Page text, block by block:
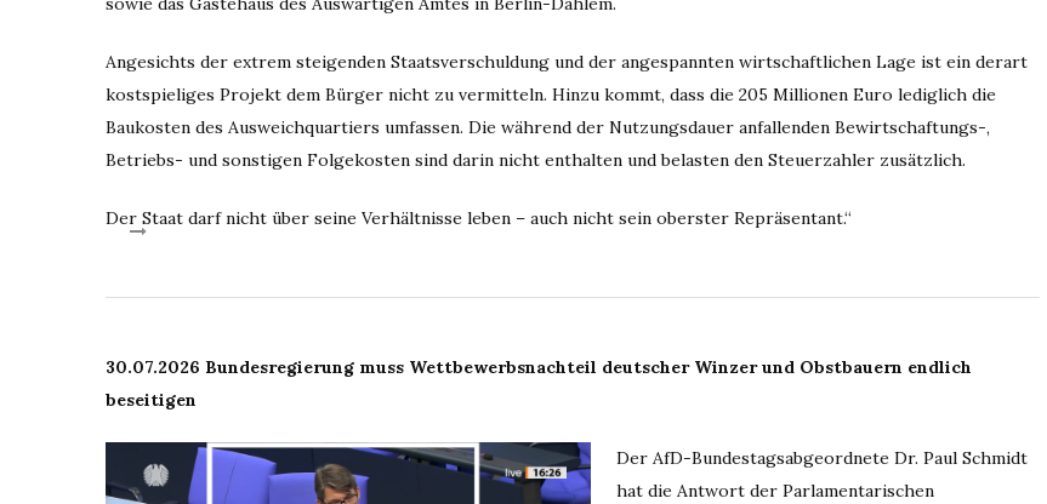
Angesichts der extrem steigenden Staatsverschuldung und der angespannten wirtschaftlichen Lage ist ein derart
kostspieliges Projekt dem Bürger nicht zu vermitteln. Hinzu kommt, dass die 205 Millionen Euro lediglich die
Baukosten des Ausweichquartiers umfassen. Die während der Nutzungsdauer anfallenden Bewirtschaftungs-,
Betriebs- und sonstigen Folgekosten sind darin nicht enthalten und belasten den Steuerzahler zusätzlich.
Der Staat darf nicht über seine Verhältnisse leben – auch nicht sein oberster Repräsentant.“
30.07.2026 Bundesregierung muss Wettbewerbsnachteil deutscher Winzer und Obstbauern endlich
beseitigen
Der AfD-Bundestagsabgeordnete Dr. Paul Schmidt
hat die Antwort der Parlamentarischen